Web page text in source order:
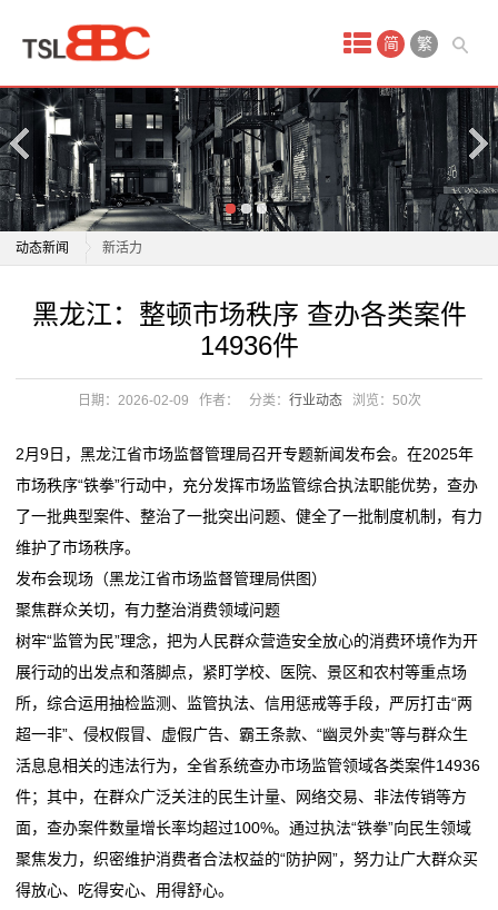
简 繁
动态新闻
潮流夜市出圈、汽车销量提升 “五一”假期市场持续焕发
新活力
聚焦新动能培育和新市场拓展 一季度各省份外贸数据亮
点纷呈
许失控式下跌？
投资端改革打出组合拳，创业板市场定价精度提升
午后！全球市场，风云突变！发生了什么？
【市场探“涨”】月内涨超60%！又一化工品，价格大涨
市场担忧中东战事升级，纽约股市大幅下挫
黑龙江：整顿市场秩序 查办各类案件14936件
投顾观市：放量中阳线，市场反弹号角已经吹响
新活力
热点城市房地产市场现回暖信号 “金三银四”楼市仍在分
化
点纷呈
根本没想到！没和平计划市场还能创新高 特朗普不会允
许失控式下跌？
投资端改革打出组合拳，创业板市场定价精度提升
午后！全球市场，风云突变！发生了什么？
【市场探“涨”】月内涨超60%！又一化工品，价格大涨
市场担忧中东战事升级，纽约股市大幅下挫
黑龙江：整顿市场秩序 查办各类案件14936件
投顾观市：放量中阳线，市场反弹号角已经吹响
黑龙江：整顿市场秩序 查办各类案件
14936件
日期：2026-02-09 作者： 分类： 行业动态 浏览： 50次
2月9日，黑龙江省市场监督管理局召开专题新闻发布会。在2025年
市场秩序“铁拳”行动中，充分发挥市场监管综合执法职能优势，查办
了一批典型案件、整治了一批突出问题、健全了一批制度机制，有力
维护了市场秩序。
发布会现场（黑龙江省市场监督管理局供图）
聚焦群众关切，有力整治消费领域问题
树牢“监管为民”理念，把为人民群众营造安全放心的消费环境作为开
展行动的出发点和落脚点，紧盯学校、医院、景区和农村等重点场
所，综合运用抽检监测、监管执法、信用惩戒等手段，严厉打击“两
超一非”、侵权假冒、虚假广告、霸王条款、“幽灵外卖”等与群众生
活息息相关的违法行为，全省系统查办市场监管领域各类案件14936
件；其中，在群众广泛关注的民生计量、网络交易、非法传销等方
面，查办案件数量增长率均超过100%。通过执法“铁拳”向民生领域
聚焦发力，织密维护消费者合法权益的“防护网”，努力让广大群众买
得放心、吃得安心、用得舒心。
产
品
中